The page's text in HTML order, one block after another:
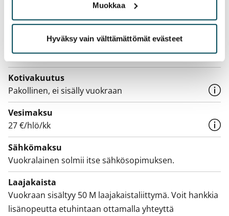
Muokkaa
Hyväksy vain välttämättömät evästeet
Vuokra
Vuokravakuus
0 €, (yrityksille min. 1 kk vuokra)
Kotivakuutus
Pakollinen, ei sisälly vuokraan
Vesimaksu
27 €/hlö/kk
Sähkömaksu
Vuokralainen solmii itse sähkösopimuksen.
Laajakaista
Vuokraan sisältyy 50 M laajakaistaliittymä. Voit hankkia
lisänopeutta etuhintaan ottamalla yhteyttä